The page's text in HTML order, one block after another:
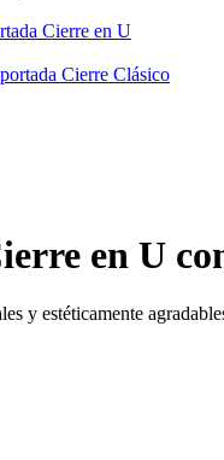
Cierre en U
Cierre Clásico
en U
y estéticamente